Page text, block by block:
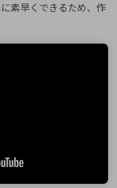
素早くできるため、作